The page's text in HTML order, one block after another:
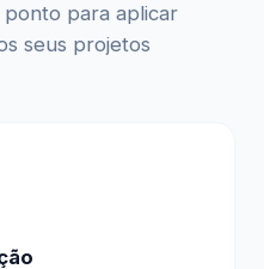
para aplicar
seus projetos